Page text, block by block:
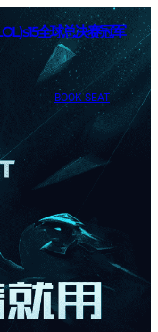
全球总决赛冠军
BOOK SEAT